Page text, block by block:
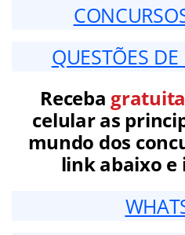
QUESTÕES
Receba
celular as
mundo dos
link abaixo e